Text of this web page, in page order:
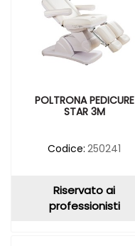
POLTRONA PEDICURE
STAR 3M
Codice: 250241
Riservato ai
professionisti